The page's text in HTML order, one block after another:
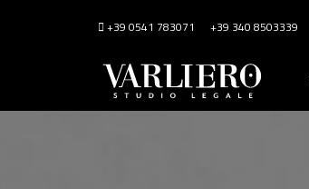
+39 0541 783071 +39 340 8503339